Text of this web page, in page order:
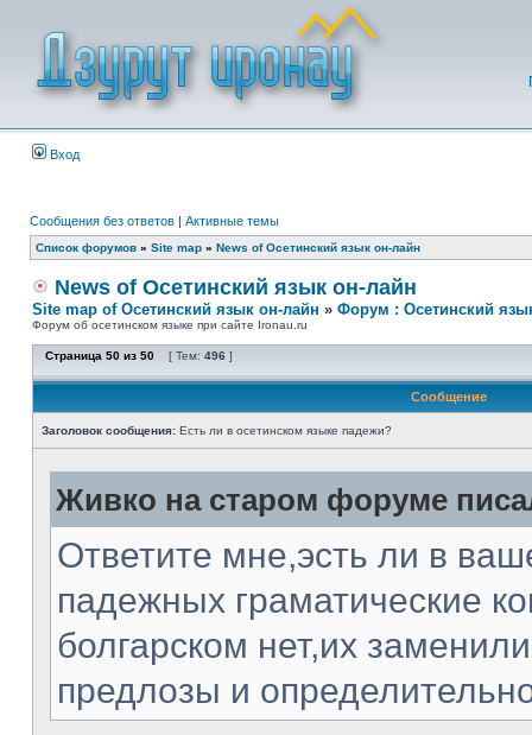
Вход
Сообщения без ответов | Активные темы
Список форумов » Site map » News of Осетинский язык он-лайн
News of Осетинский язык он-лайн
Site map of Осетинский язык он-лайн » Форум : Осетинский
Форум об осетинском языке при сайте Ironau.ru
Страница 50 из 50 [ Тем: 496 ]
Сообщение
Заголовок сообщения: Есть ли в осетинском языке падежи?
Живко на старом форуме
Ответите мне,эсть ли в
падежных граматические
болгарском нет,их
предлозы и